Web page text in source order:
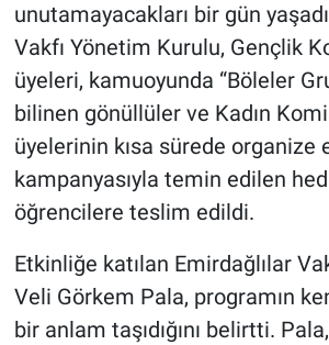
unutamayacakları bir gün
Vakfı Yönetim Kurulu, Gençlik
üyeleri, kamuoyunda “Böleler
bilinen gönüllüler ve Kadın
üyelerinin kısa sürede organize
kampanyasıyla temin edilen
öğrencilere teslim edildi.
Etkinliğe katılan Emirdağlılar
Veli Görkem Pala, programın
bir anlam taşıdığını belirtti.